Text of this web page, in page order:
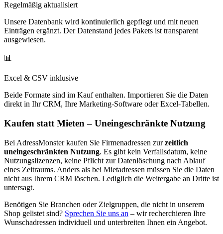
Regelmäßig aktualisiert
Unsere Datenbank wird kontinuierlich gepflegt und mit neuen
Einträgen ergänzt. Der Datenstand jedes Pakets ist transparent
ausgewiesen.
📊
Excel & CSV inklusive
Beide Formate sind im Kauf enthalten. Importieren Sie die Daten
direkt in Ihr CRM, Ihre Marketing-Software oder Excel-Tabellen.
Kaufen statt Mieten – Uneingeschränkte Nutzung
Bei AdressMonster kaufen Sie Firmenadressen zur zeitlich
uneingeschränkten Nutzung. Es gibt kein Verfallsdatum, keine
Nutzungslizenzen, keine Pflicht zur Datenlöschung nach Ablauf
eines Zeitraums. Anders als bei Mietadressen müssen Sie die Daten
nicht aus Ihrem CRM löschen. Lediglich die Weitergabe an Dritte ist
untersagt.
Benötigen Sie Branchen oder Zielgruppen, die nicht in unserem
Shop gelistet sind? Sprechen Sie uns an – wir recherchieren Ihre
Wunschadressen individuell und unterbreiten Ihnen ein Angebot.